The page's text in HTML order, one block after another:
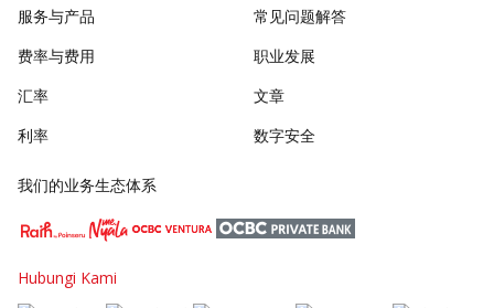
服务与产品
费率与费用
汇率
利率
常见问题解答
职业发展
文章
数字安全
我们的业务生态体系
Hubungi Kami